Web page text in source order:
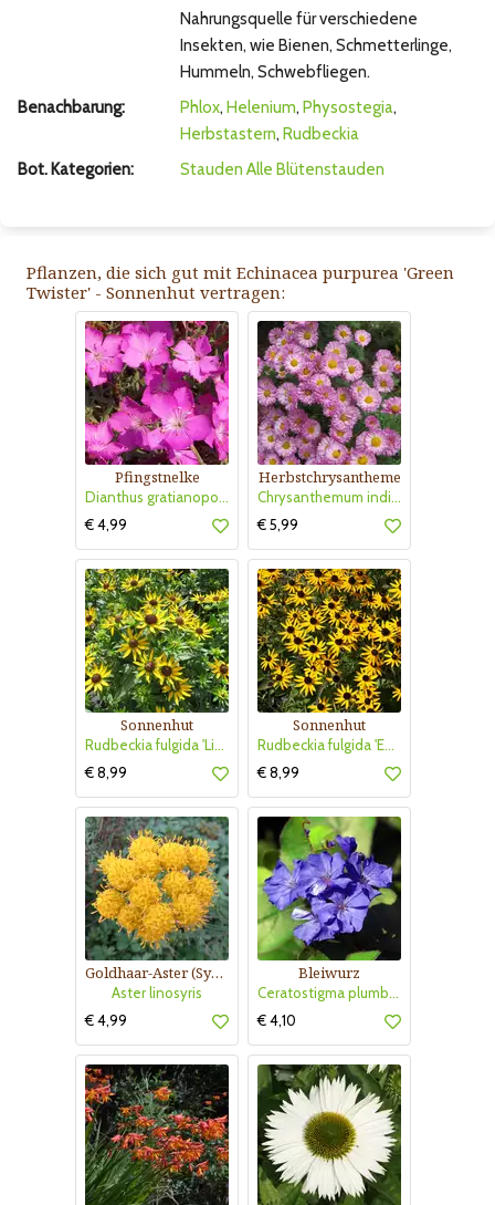
Nahrungsquelle für verschiedene
Insekten, wie Bienen, Schmetterlinge,
Hummeln, Schwebfliegen.
Benachbarung:
Phlox, Helenium, Physostegia,
Herbstastern, Rudbeckia
Bot. Kategorien:
Stauden Alle Blütenstauden
Pflanzen, die sich gut mit Echinacea purpurea 'Green
Twister' - Sonnenhut vertragen:
Pfingstnelke
Dianthus gratianopolitanus 'La Bourboule'
€ 4,99
Herbstchrysantheme
Chrysanthemum indicum 'Anastasia'
€ 5,99
Sonnenhut
Rudbeckia fulgida 'Little Goldstar'
€ 8,99
Sonnenhut
Rudbeckia fulgida 'Early Bird Gold'
€ 8,99
Goldhaar-Aster (Synonym Galatella)
Aster linosyris
€ 4,99
Bleiwurz
Ceratostigma plumbaginoides
€ 4,10